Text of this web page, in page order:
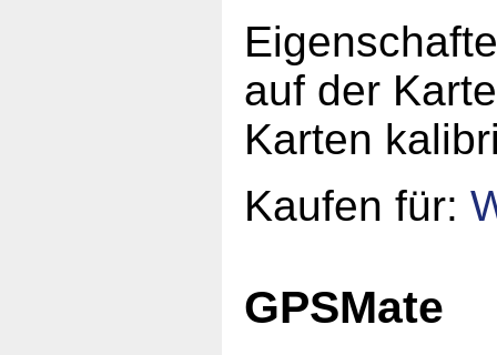
auf der
Karten
Kaufen für:
GPSMate